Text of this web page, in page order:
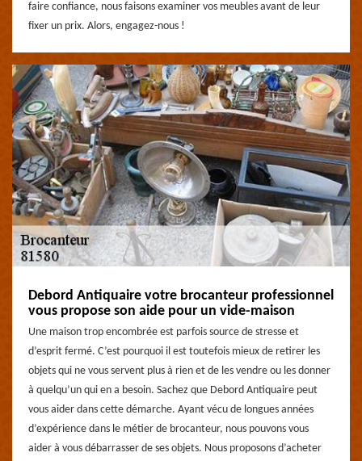
faire confiance, nous faisons examiner vos meubles avant de leur
fixer un prix. Alors, engagez-nous !
Debord Antiquaire votre brocanteur professionnel
vous propose son aide pour un vide-maison
Une maison trop encombrée est parfois source de stresse et
d’esprit fermé. C’est pourquoi il est toutefois mieux de retirer les
objets qui ne vous servent plus à rien et de les vendre ou les donner
à quelqu’un qui en a besoin. Sachez que Debord Antiquaire peut
vous aider dans cette démarche. Ayant vécu de longues années
d’expérience dans le métier de brocanteur, nous pouvons vous
aider à vous débarrasser de ses objets. Nous proposons d’acheter